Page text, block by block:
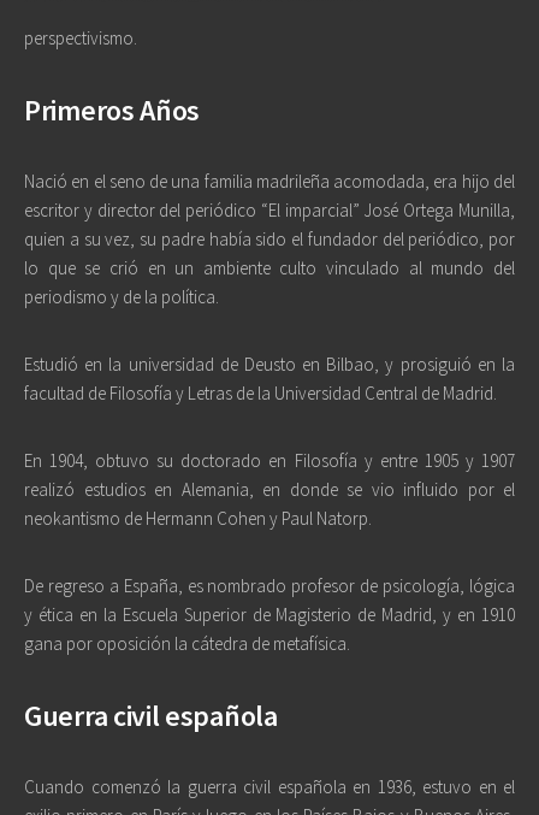
perspectivismo.
Primeros Años
Nació en el seno de una familia madrileña acomodada, era hijo del
escritor y director del periódico “El imparcial” José Ortega Munilla,
quien a su vez, su padre había sido el fundador del periódico, por
lo que se crió en un ambiente culto vinculado al mundo del
periodismo y de la política.
Estudió en la universidad de Deusto en Bilbao, y prosiguió en la
facultad de Filosofía y Letras de la Universidad Central de Madrid.
En 1904, obtuvo su doctorado en Filosofía y entre 1905 y 1907
realizó estudios en Alemania, en donde se vio influido por el
neokantismo de Hermann Cohen y Paul Natorp.
De regreso a España, es nombrado profesor de psicología, lógica
y ética en la Escuela Superior de Magisterio de Madrid, y en 1910
gana por oposición la cátedra de metafísica.
Guerra civil española
Cuando comenzó la guerra civil española en 1936, estuvo en el